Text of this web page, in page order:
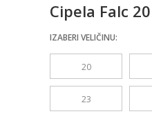
Cipela Falc
IZABERI VELIČINU:
20
23